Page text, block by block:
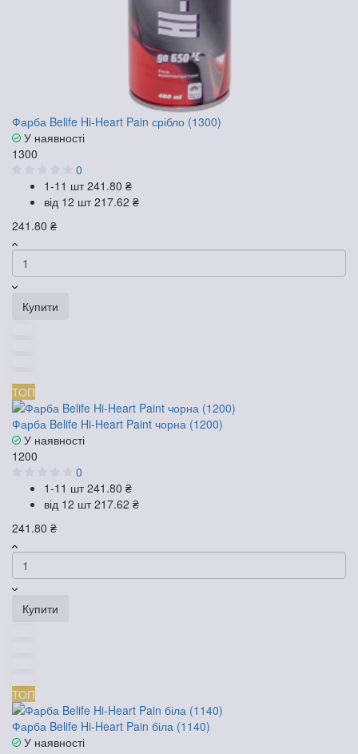
Фарба Belife Hi-Heart Pain срібло (1300)
У наявності
1300
0
1-11 шт241.80 ₴
від 12 шт217.62 ₴
241.80 ₴
Купити
ТОП
Фарба Belife Hi-Heart Paint чорна (1200)
У наявності
1200
0
1-11 шт241.80 ₴
від 12 шт217.62 ₴
241.80 ₴
Купити
ТОП
Фарба Belife Hi-Heart Pain біла (1140)
У наявності